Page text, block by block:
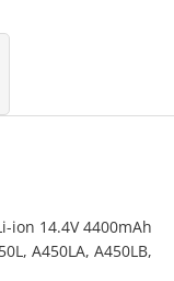
ion 14.4V 4400mAh
A450LA, A450LB,